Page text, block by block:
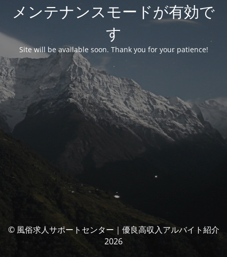
メンテナンスモードが有効で
す
Site will be available soon. Thank you for your patience!
© 風俗求人サポートセンター｜優良高収入アルバイト紹介
2026